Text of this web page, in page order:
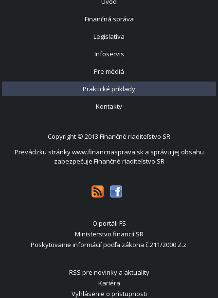
Finančná správa
Legislatíva
Infoservis
Pre médiá
Praktické príklady
Kontakty
Copyright © 2013 Finančné riaditeľstvo SR
Prevádzku stránky www.financnasprava.sk a správu jej obsahu
zabezpečuje Finančné riaditeľstvo SR
O portáli FS
Ministerstvo financií SR
Poskytovanie informácií podľa zákona č.211/2000 Z.z.
RSS pre novinky a aktuality
Kariéra
Vyhlásenie o prístupnosti